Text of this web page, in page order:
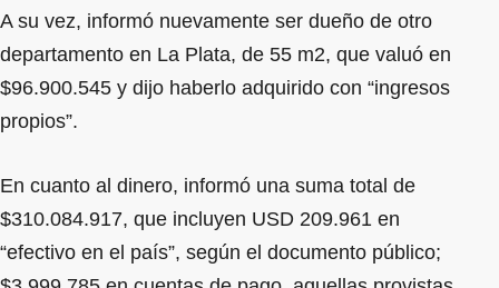
A su vez, informó nuevamente ser dueño de otro
departamento en La Plata, de 55 m2, que valuó en
$96.900.545 y dijo haberlo adquirido con “ingresos
propios”.
En cuanto al dinero, informó una suma total de
$310.084.917, que incluyen USD 209.961 en
“efectivo en el país”, según el documento público;